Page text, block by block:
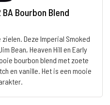
Bourbon Blend
Deze Imperial Smoked
Bean, Heaven Hill en Early
bourbon blend met zoete
en vanille. Het is een mooie